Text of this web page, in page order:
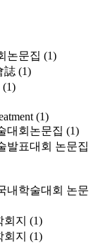
논문집 (1)
誌 (1)
(1)
(1)
대회논문집 (1)
발표대회 논문집
내학술대회 논문
지 (1)
지 (1)